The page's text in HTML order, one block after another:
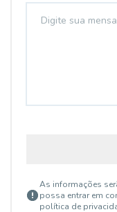
As informações
possa entrar em
política de